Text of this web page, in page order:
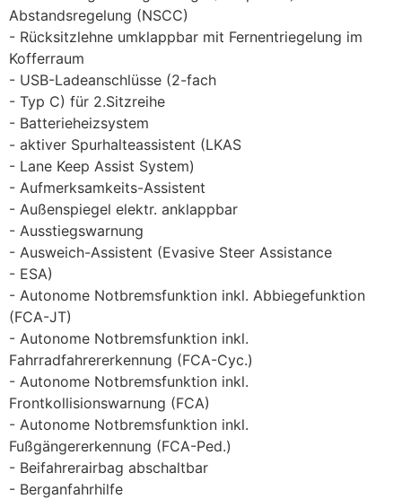
Abstandsregelung (NSCC)
Rücksitzlehne umklappbar mit Fernentriegelung im
Kofferraum
USB-Ladeanschlüsse (2-fach
Typ C) für 2.Sitzreihe
Batterieheizsystem
aktiver Spurhalteassistent (LKAS
Lane Keep Assist System)
Aufmerksamkeits-Assistent
Außenspiegel elektr. anklappbar
Ausstiegswarnung
Ausweich-Assistent (Evasive Steer Assistance
ESA)
Autonome Notbremsfunktion inkl. Abbiegefunktion
(FCA-JT)
Autonome Notbremsfunktion inkl.
Fahrradfahrererkennung (FCA-Cyc.)
Autonome Notbremsfunktion inkl.
Frontkollisionswarnung (FCA)
Autonome Notbremsfunktion inkl.
Fußgängererkennung (FCA-Ped.)
Beifahrerairbag abschaltbar
Berganfahrhilfe